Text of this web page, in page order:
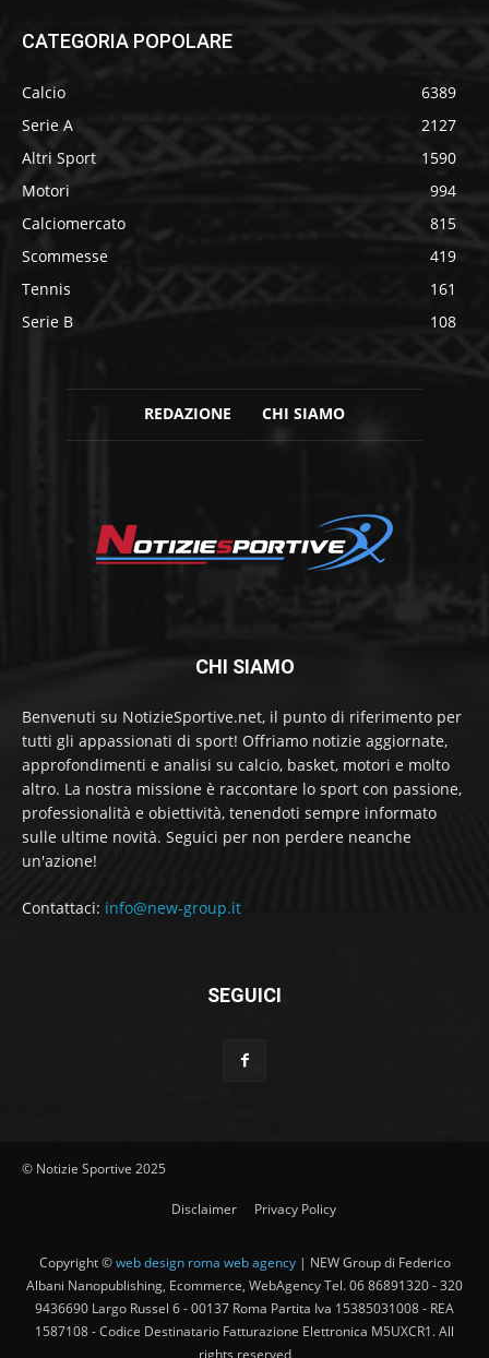
CATEGORIA POPOLARE
Calcio
6389
Serie A
2127
Altri Sport
1590
Motori
994
Calciomercato
815
Scommesse
419
Tennis
161
Serie B
108
REDAZIONE CHI SIAMO
CHI SIAMO
Benvenuti su NotizieSportive.net, il punto di riferimento per
tutti gli appassionati di sport! Offriamo notizie aggiornate,
approfondimenti e analisi su calcio, basket, motori e molto
altro. La nostra missione è raccontare lo sport con passione,
professionalità e obiettività, tenendoti sempre informato
sulle ultime novità. Seguici per non perdere neanche
un'azione!
Contattaci: info@new-group.it
SEGUICI
© Notizie Sportive 2025
Disclaimer Privacy Policy
Copyright ©web design roma web agency| NEW Group di Federico
Albani Nanopublishing, Ecommerce, WebAgency Tel. 06 86891320 - 320
9436690 Largo Russel 6 - 00137 Roma Partita Iva 15385031008 - REA
1587108 - Codice Destinatario Fatturazione Elettronica M5UXCR1. All